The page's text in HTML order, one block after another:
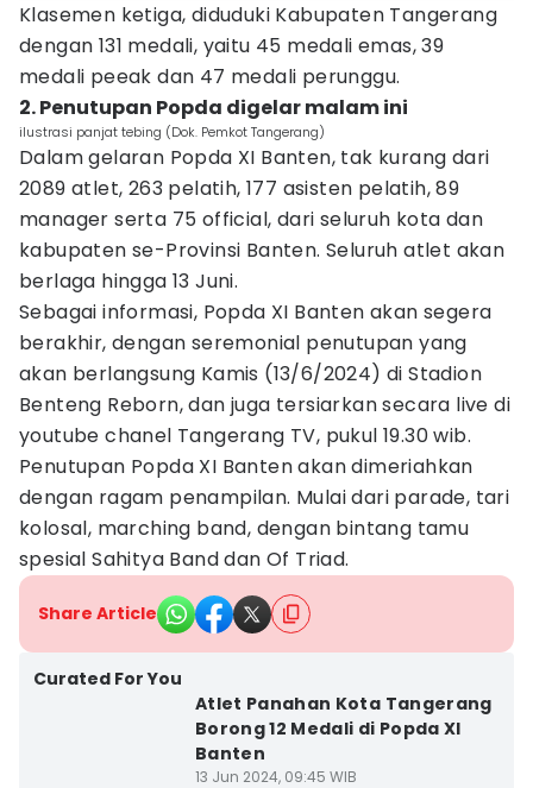
Klasemen ketiga, diduduki Kabupaten Tangerang
dengan 131 medali, yaitu 45 medali emas, 39
medali peeak dan 47 medali perunggu.
2. Penutupan Popda digelar malam ini
ilustrasi panjat tebing (Dok. Pemkot Tangerang)
Dalam gelaran Popda XI Banten, tak kurang dari
2089 atlet, 263 pelatih, 177 asisten pelatih, 89
manager serta 75 official, dari seluruh kota dan
kabupaten se-Provinsi Banten. Seluruh atlet akan
berlaga hingga 13 Juni.
Sebagai informasi, Popda XI Banten akan segera
berakhir, dengan seremonial penutupan yang
akan berlangsung Kamis (13/6/2024) di Stadion
Benteng Reborn, dan juga tersiarkan secara live di
youtube chanel Tangerang TV, pukul 19.30 wib.
Penutupan Popda XI Banten akan dimeriahkan
dengan ragam penampilan. Mulai dari parade, tari
kolosal, marching band, dengan bintang tamu
spesial Sahitya Band dan Of Triad.
Share Article
Curated For You
Atlet Panahan Kota Tangerang
Borong 12 Medali di Popda XI
Banten
13 Jun 2024, 09:45 WIB